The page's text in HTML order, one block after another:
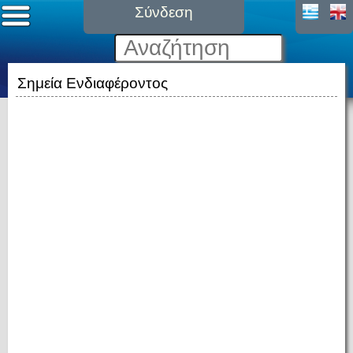
Σύνδεση
Σημεία Ενδιαφέροντος